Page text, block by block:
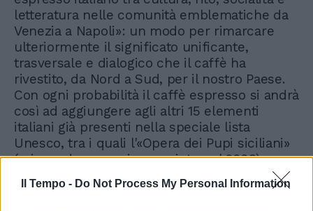
Il Tempo - Do Not Process My Personal Information
letteratura nelle comunità emblematiche da
Venezia a Napoli»: un modo per rimarcare
ulteriormente il significato unificante,
trasversale e dialogico che il caffè ha
rivestito, da Nord a Sud, per il nostro Paese.
Con ogni probabilità il caffè espresso si andrà
così ad aggiungere agli altri 15 elementi
italiani già presenti nella speciale lista
Unesco, tra i quali l'«Opera dei Pupi siciliani»
(primo ad essere riconosciuto nel 2008),
l'«Arte del pizzaiuolo napoletano», la
«Transumanza» e le «Feste delle Grandi